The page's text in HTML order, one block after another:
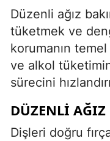
Düzenli ağız
tüketmek ve
korumanın temel
ve alkol
sürecini
DÜZENLI
Dişleri doğru